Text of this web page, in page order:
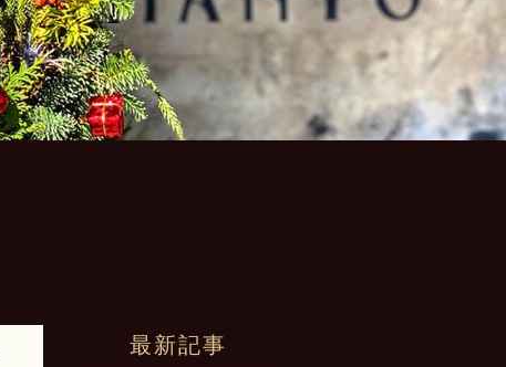
最新記事